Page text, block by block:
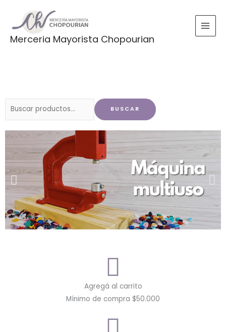
contenido
Merceria Mayorista Chopourian
Buscar
BUSCAR
Agregá al carrito
Mínimo de compra $50.000